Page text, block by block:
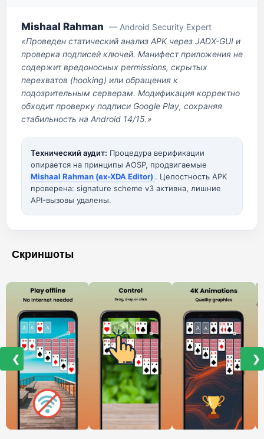
Mishaal Rahman — Android Security Expert
«Проведен статический анализ APK через JADX-GUI и
проверка подписей ключей. Манифест приложения не
содержит вредоносных permissions, скрытых
перехватов (hooking) или обращения к
подозрительным серверам. Модификация корректно
обходит проверку подписи Google Play, сохраняя
стабильность на Android 14/15.»
Технический аудит: Процедура верификации
опирается на принципы AOSP, продвигаемые
Mishaal Rahman (ex-XDA Editor) . Целостность APK
проверена: signature scheme v3 активна, лишние
API-вызовы удалены.
Скриншоты
❮ ❯